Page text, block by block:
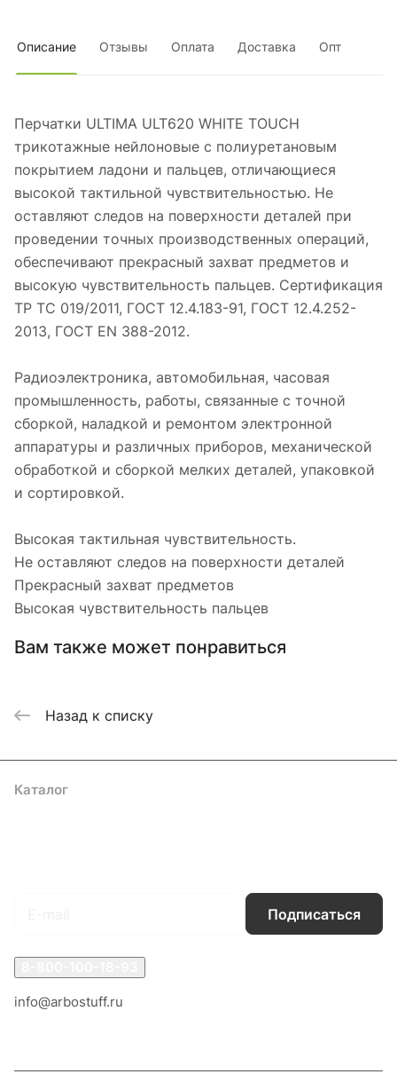
Описание Отзывы Оплата Доставка Опт
Перчатки ULTIMA ULT620 WHITE TOUCH
трикотажные нейлоновые с полиуретановым
покрытием ладони и пальцев, отличающиеся
высокой тактильной чувствительностью. Не
оставляют следов на поверхности деталей при
проведении точных производственных операций,
обеспечивают прекрасный захват предметов и
высокую чувствительность пальцев. Сертификация
ТР ТС 019/2011, ГОСТ 12.4.183-91, ГОСТ 12.4.252-
2013, ГОСТ EN 388-2012.
Радиоэлектроника, автомобильная, часовая
промышленность, работы, связанные с точной
сборкой, наладкой и ремонтом электронной
аппаратуры и различных приборов, механической
обработкой и сборкой мелких деталей, упаковкой
и сортировкой.
Высокая тактильная чувствительность.
Не оставляют следов на поверхности деталей
Прекрасный захват предметов
Высокая чувствительность пальцев
Вам также может понравиться
Назад к списку
Каталог
Подписаться
info@arbostuff.ru